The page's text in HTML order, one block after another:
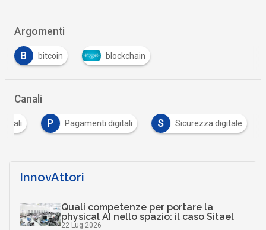
Argomenti
B bitcoin blockchain
Canali
P Pagamenti digitali S Sicurezza digitale
InnovAttori
Quali competenze per portare la
physical AI nello spazio: il caso Sitael
22 Lug 2026